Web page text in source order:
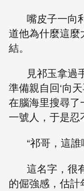
嘴皮子一向
道他為什麼這
結。
見祁玉拿過
準備親自回‘向
在腦海里搜尋
一號人，于是忍
“祁哥，這誰
這名字，很
的倔強感，估計